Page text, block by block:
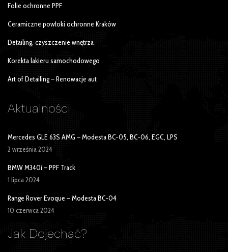
Folie ochronne PPF
Ceramiczne powłoki ochronne Kraków
Detailing, czyszczenie wnętrza
Korekta lakieru samochodowego
Art of Detailing – Renowacje aut
Aktualności
Mercedes GLE 63S AMG – Modesta BC-05, BC-06, EGC, LPS
2 września 2024
BMW M340i – PPF Track
1 lipca 2024
Range Rover Evoque – Modesta BC-04
10 czerwca 2024
Jak Dojechać?